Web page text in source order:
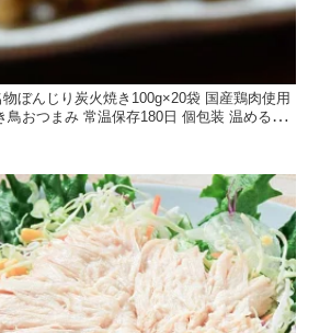
物ぼんじり炭火焼き100g×20袋 国産鶏肉使用
鳥おつまみ 常温保存180日 個包装 温めるだ
晩酌 お取り寄せグルメ ローリングストック
も 便利な大容量セット 人気まとめ買い 常温